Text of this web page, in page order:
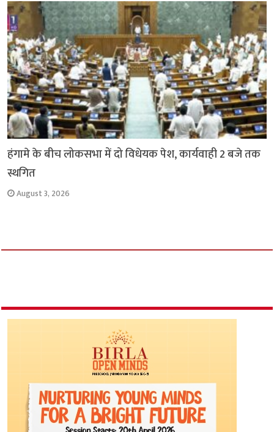
हंगामे के बीच लोकसभा में दो विधेयक पेश, कार्यवाही 2 बजे तक
स्थगित
August 3, 2026